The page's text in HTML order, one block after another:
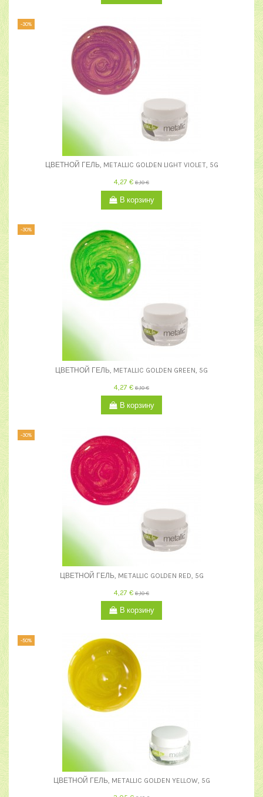
-30%
ЦВЕТНОЙ ГЕЛЬ, METALLIC GOLDEN LIGHT VIOLET, 5G
4,27 € 6,10 €
В корзину
-30%
ЦВЕТНОЙ ГЕЛЬ, METALLIC GOLDEN GREEN, 5G
4,27 € 6,10 €
В корзину
-30%
ЦВЕТНОЙ ГЕЛЬ, METALLIC GOLDEN RED, 5G
4,27 € 6,10 €
В корзину
-50%
ЦВЕТНОЙ ГЕЛЬ, METALLIC GOLDEN YELLOW, 5G